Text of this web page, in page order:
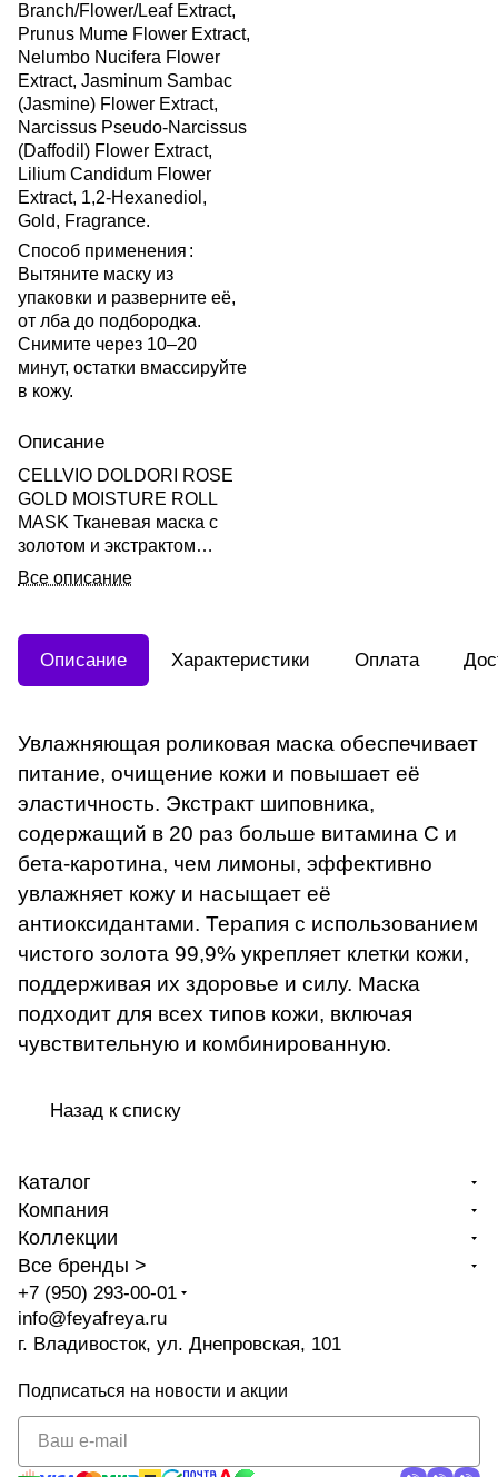
Branch/Flower/Leaf Extract,
Prunus Mume Flower Extract,
Nelumbo Nucifera Flower
Extract, Jasminum Sambac
(Jasmine) Flower Extract,
Narcissus Pseudo-Narcissus
(Daffodil) Flower Extract,
Lilium Candidum Flower
Extract, 1,2-Hexanediol,
Gold, Fragrance.
Способ применения :
Вытяните маску из
упаковки и разверните её,
от лба до подбородка.
Снимите через 10–20
минут, остатки вмассируйте
в кожу.
Описание
CELLVIO DOLDORI ROSE
GOLD MOISTURE ROLL
MASK Тканевая маска с
золотом и экстрактом
шиповника 27мл
Все описание
Описание Характеристики Оплата
Увлажняющая роликовая маска обеспечивает
питание, очищение кожи и повышает её
эластичность. Экстракт шиповника,
содержащий в 20 раз больше витамина С и
бета-каротина, чем лимоны, эффективно
увлажняет кожу и насыщает её
антиоксидантами. Терапия с использованием
чистого золота 99,9% укрепляет клетки кожи,
поддерживая их здоровье и силу. Маска
подходит для всех типов кожи, включая
чувствительную и комбинированную.
Назад к списку
Каталог
Компания
Коллекции
Все бренды >
+7 (950) 293-00-01
info@feyafreya.ru
г. Владивосток, ул. Днепровская, 101
Подписаться на новости и акции